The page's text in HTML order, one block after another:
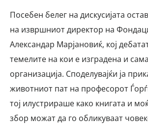
Посебен белег на дискусијата
на извршниот директор на
Александар Марјановиќ, кој
темелите на кои е изградена и
организација. Споделувајќи ја
животниот пат на професорот
тој илустрираше како книгата и
збор можат да го обликуваат